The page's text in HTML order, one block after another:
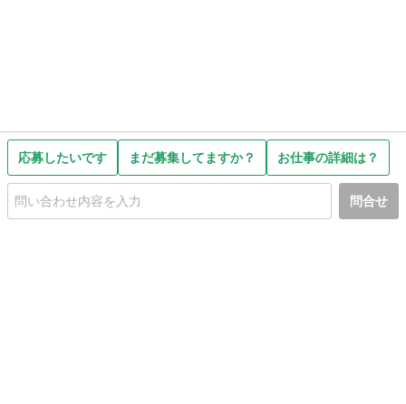
応募したいです まだ募集してますか？ お仕事の詳細は？
問合せ